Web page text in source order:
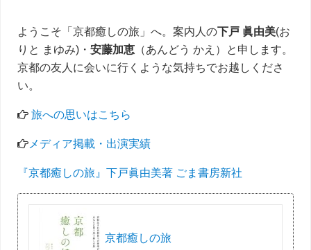
ようこそ「京都癒しの旅」へ。案内人の下戸 眞由美(お
りと まゆみ)・ 安藤加恵 （あんどう かえ）と申します。
京都の友人に会いに行くような気持ちでお越しくださ
い。
旅への思いはこちら
メディア掲載・出演実績
『京都癒しの旅』下戸眞由美著 ごま書房新社
京都癒しの旅